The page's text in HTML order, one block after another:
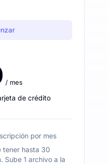
/ mes
de crédito
por mes
tener hasta 30
Sube 1 archivo a la